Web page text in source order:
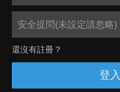
安全提問(未設定請忽略)
還沒有註冊？
登入